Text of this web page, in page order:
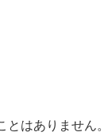
とはありません。